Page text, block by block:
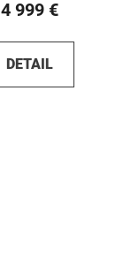
4 999 €
DETAIL